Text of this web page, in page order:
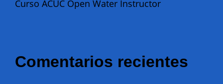
Curso ACUC Open Water Instructor
Comentarios recientes